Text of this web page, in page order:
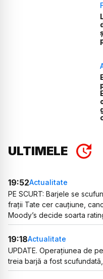
ULTIMELE
19:52Actualitate
PE SCURT: Barjele se
frații Tate cer cauțiune,
Moody’s decide soarta
19:18Actualitate
UPDATE. Operațiunea de
treia barjă a fost